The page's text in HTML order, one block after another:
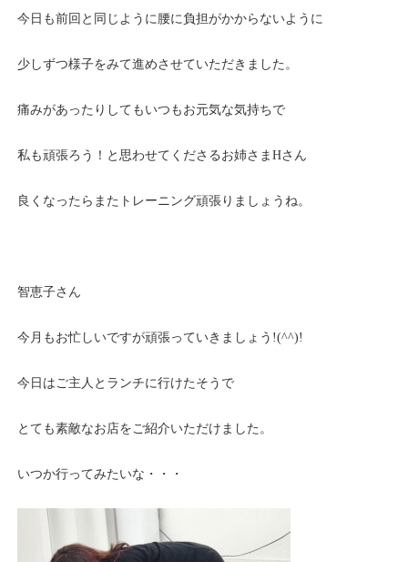
今日も前回と同じように腰に負担がかからないように
少しずつ様子をみて進めさせていただきました。
痛みがあったりしてもいつもお元気な気持ちで
私も頑張ろう！と思わせてくださるお姉さまHさん
良くなったらまたトレーニング頑張りましょうね。
智恵子さん
今月もお忙しいですが頑張っていきましょう!(^^)!
今日はご主人とランチに行けたそうで
とても素敵なお店をご紹介いただけました。
いつか行ってみたいな・・・